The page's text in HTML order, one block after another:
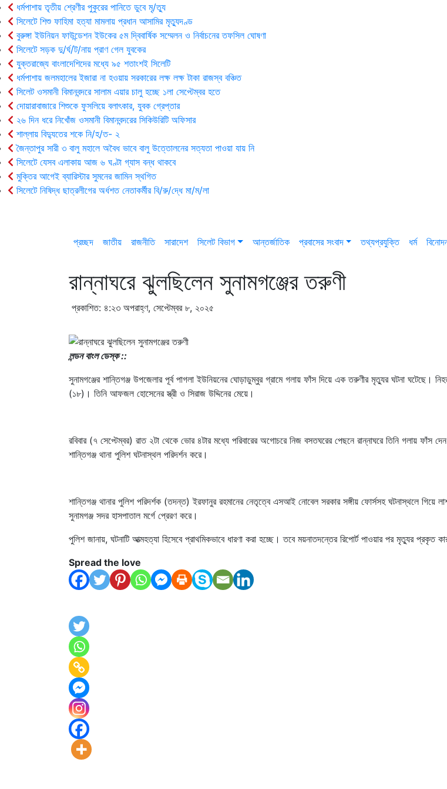
ধর্মপাশায় তৃতীয় শ্রেণীর পুকুরের পানিতে ডুবে মৃ/ত্যু
সিলেটে শিশু ফাহিমা হত্যা মামলায় প্রধান আসামির মৃত্যুদণ্ড
বুরুঙ্গা ইউনিয়ন ফাউন্ডেশন ইউকের ৫ম দ্বিবার্ষিক সম্মেলন ও নির্বাচনের তফসিল ঘোষণা
সিলেটে সড়ক দু/র্ঘ/ট/নায় প্রাণ গেল যুবকের
যুক্তরাজ্যে বাংলাদেশিদের মধ্যে ৯৫ শতাংশই সিলেটি
ধর্মপাশায় জলমহালের ইজারা না হওয়ায় সরকারের লক্ষ লক্ষ টাকা রাজস্ব বঞ্চিত
সিলেট ওসমানী বিমানবন্দরে সালাম এয়ার চালু হচ্ছে ১লা সেপ্টেম্বর হতে
দোয়ারাবাজারে শিশুকে ফুসলিয়ে বলাৎকার, যুবক গ্রেপ্তার
২৬ দিন ধরে নিখোঁজ ওসমানী বিমানবন্দরের সিকিউরিটি অফিসার
শাল্লায় বিদ্যুতের শকে নি/হ/ত- ২
জৈন্তাপুর সারী ৩ বালু মহালে অবৈধ ভাবে বালু উত্তোলনের সত্যতা পাওয়া যায় নি
সিলেটে যেসব এলাকায় আজ ৬ ঘণ্টা গ্যাস বন্ধ থাকবে
মুক্তির আগেই ব্যারিস্টার সুমনের জামিন স্থগিত
সিলেটে নিষিদ্ধ ছাত্রলীগের অর্ধশত নেতাকর্মীর বি/রু/দ্ধে মা/ম/লা
প্রচ্ছদ জাতীয় রাজনীতি সারাদেশ সিলেট বিভাগ আন্তর্জাতিক প্রবাসের সংবাদ তথ্যপ্রযুক্তি ধর্ম
রান্নাঘরে ঝুলছিলেন সুনামগঞ্জের তরুণী
প্রকাশিত: ৪:২৩ অপরাহ্ণ, সেপ্টেম্বর ৮, ২০২৫
লন্ডন বাংল ডেস্ক ::
সুনামগঞ্জের শান্তিগঞ্জ উপজেলার পূর্ব পাগলা ইউনিয়নের ঘোড়াডুম্বুর গ্রামে গলায় ফাঁস দিয়ে এক তরুণীর মৃত্যুর ঘটনা ঘটেছে।
(১৮)। তিনি আফজল হোসেনের স্ত্রী ও সিরাজ উদ্দিনের মেয়ে।
রবিবার (৭ সেপ্টেম্বর) রাত ২টা থেকে ভোর ৪টার মধ্যে পরিবারের অগোচরে নিজ বসতঘরের পেছনে রান্নাঘরে তিনি গলায় ফাঁস
শান্তিগঞ্জ থানা পুলিশ ঘটনাস্থল পরিদর্শন করে।
শান্তিগঞ্জ থানার পুলিশ পরিদর্শক (তদন্ত) ইরফানুর রহমানের নেতৃত্বে এসআই নোবেল সরকার সঙ্গীয় ফোর্সসহ ঘটনাস্থলে গিয়ে
সুনামগঞ্জ সদর হাসপাতাল মর্গে প্রেরণ করে।
পুলিশ জানায়, ঘটনাটি আত্মহত্যা হিসেবে প্রাথমিকভাবে ধারণা করা হচ্ছে। তবে ময়নাতদন্তের রিপোর্ট পাওয়ার পর মৃত্যুর প্রকৃত
Spread the love